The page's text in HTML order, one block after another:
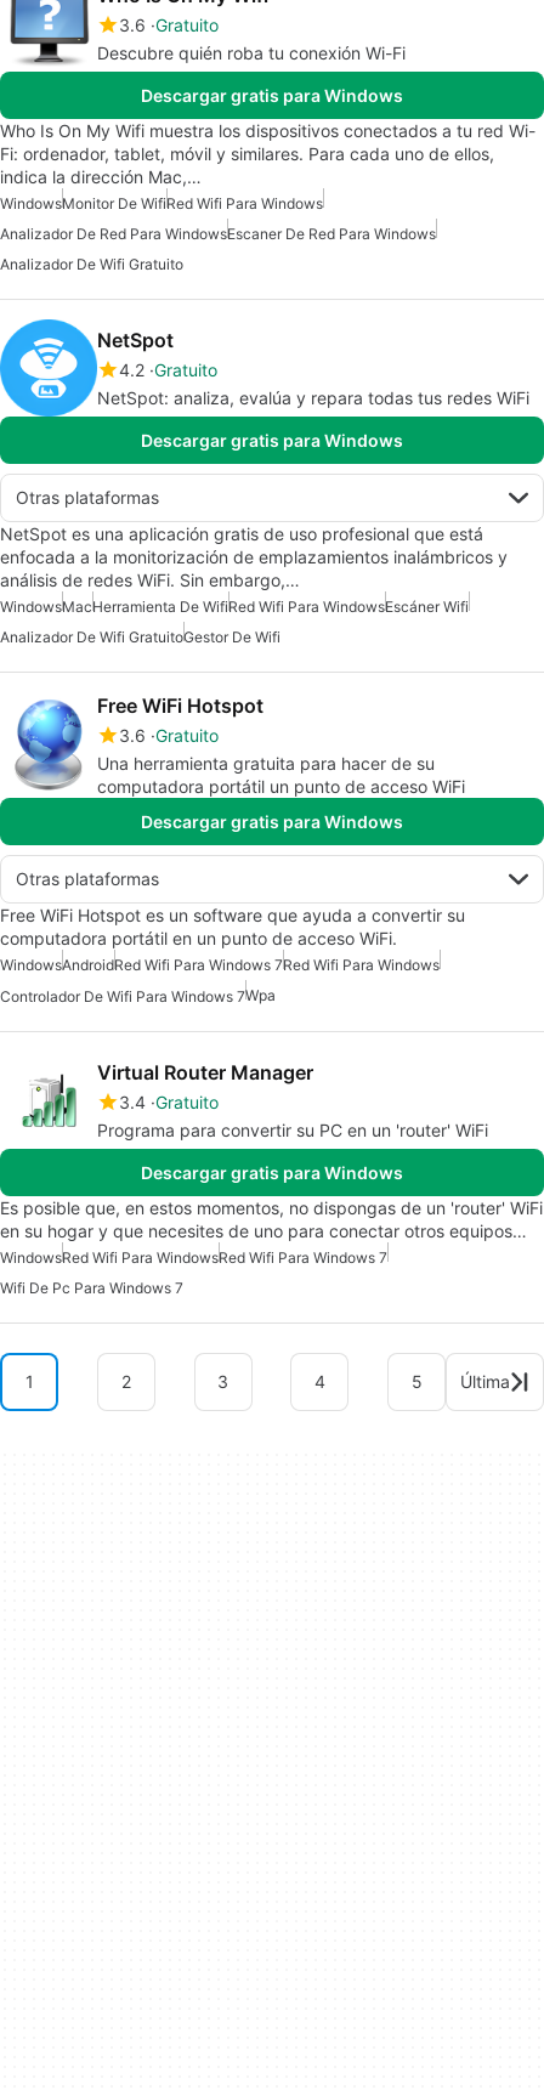
3.6 Gratuito
Descubre quién roba tu conexión Wi-Fi
Descargar gratis para Windows
Who Is On My Wifi muestra los dispositivos conectados a tu red Wi-
Fi: ordenador, tablet, móvil y similares. Para cada uno de ellos,
indica la dirección Mac,…
WindowsMonitor De WifiRed Wifi Para Windows
Analizador De Red Para WindowsEscaner De Red Para Windows
Analizador De Wifi Gratuito
NetSpot
4.2 Gratuito
NetSpot: analiza, evalúa y repara todas tus redes WiFi
Descargar gratis para Windows
Otras plataformas
NetSpot es una aplicación gratis de uso profesional que está
enfocada a la monitorización de emplazamientos inalámbricos y
análisis de redes WiFi. Sin embargo,…
WindowsMacHerramienta De WifiRed Wifi Para WindowsEscáner Wifi
Analizador De Wifi GratuitoGestor De Wifi
Free WiFi Hotspot
3.6 Gratuito
Una herramienta gratuita para hacer de su
computadora portátil un punto de acceso WiFi
Descargar gratis para Windows
Otras plataformas
Free WiFi Hotspot es un software que ayuda a convertir su
computadora portátil en un punto de acceso WiFi.
WindowsAndroidRed Wifi Para Windows 7Red Wifi Para Windows
Controlador De Wifi Para Windows 7Wpa
Virtual Router Manager
3.4 Gratuito
Programa para convertir su PC en un 'router' WiFi
Descargar gratis para Windows
Es posible que, en estos momentos, no dispongas de un 'router' WiFi
en su hogar y que necesites de uno para conectar otros equipos…
WindowsRed Wifi Para WindowsRed Wifi Para Windows 7
Wifi De Pc Para Windows 7
1 2 3 4 5 Última